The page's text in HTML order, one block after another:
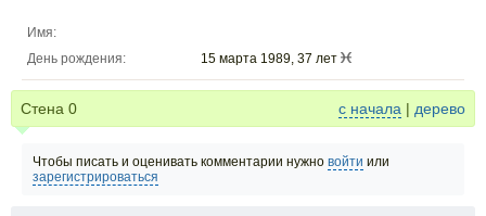
Имя:
День рождения:
15 марта 1989, 37 лет
Стена 0 с начала | дерево
Чтобы писать и оценивать комментарии нужно войти или
зарегистрироваться